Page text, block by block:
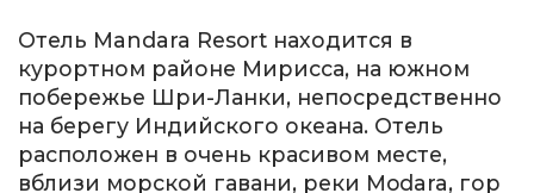
Отель Mandara Resort находится в
курортном районе Мирисса, на южном
побережье Шри-Ланки, непосредственно
на берегу Индийского океана. Отель
расположен в очень красивом месте,
вблизи морской гавани, реки Modara, гор